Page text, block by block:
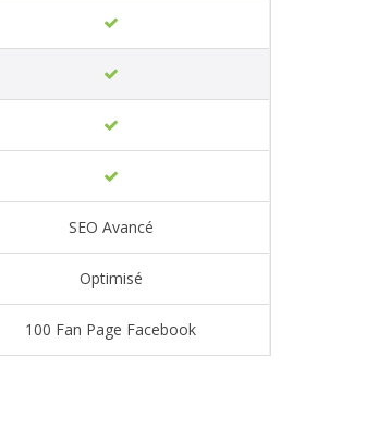
SEO Avancé
Optimisé
100 Fan Page Facebook